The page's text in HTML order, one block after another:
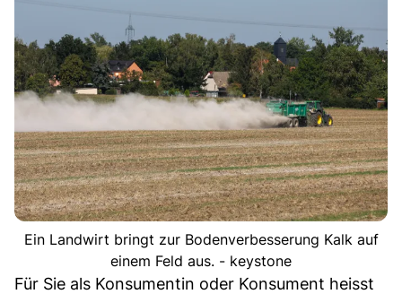
Ein Landwirt bringt zur Bodenverbesserung Kalk auf
einem Feld aus. - keystone
Für Sie als Konsumentin oder Konsument heisst